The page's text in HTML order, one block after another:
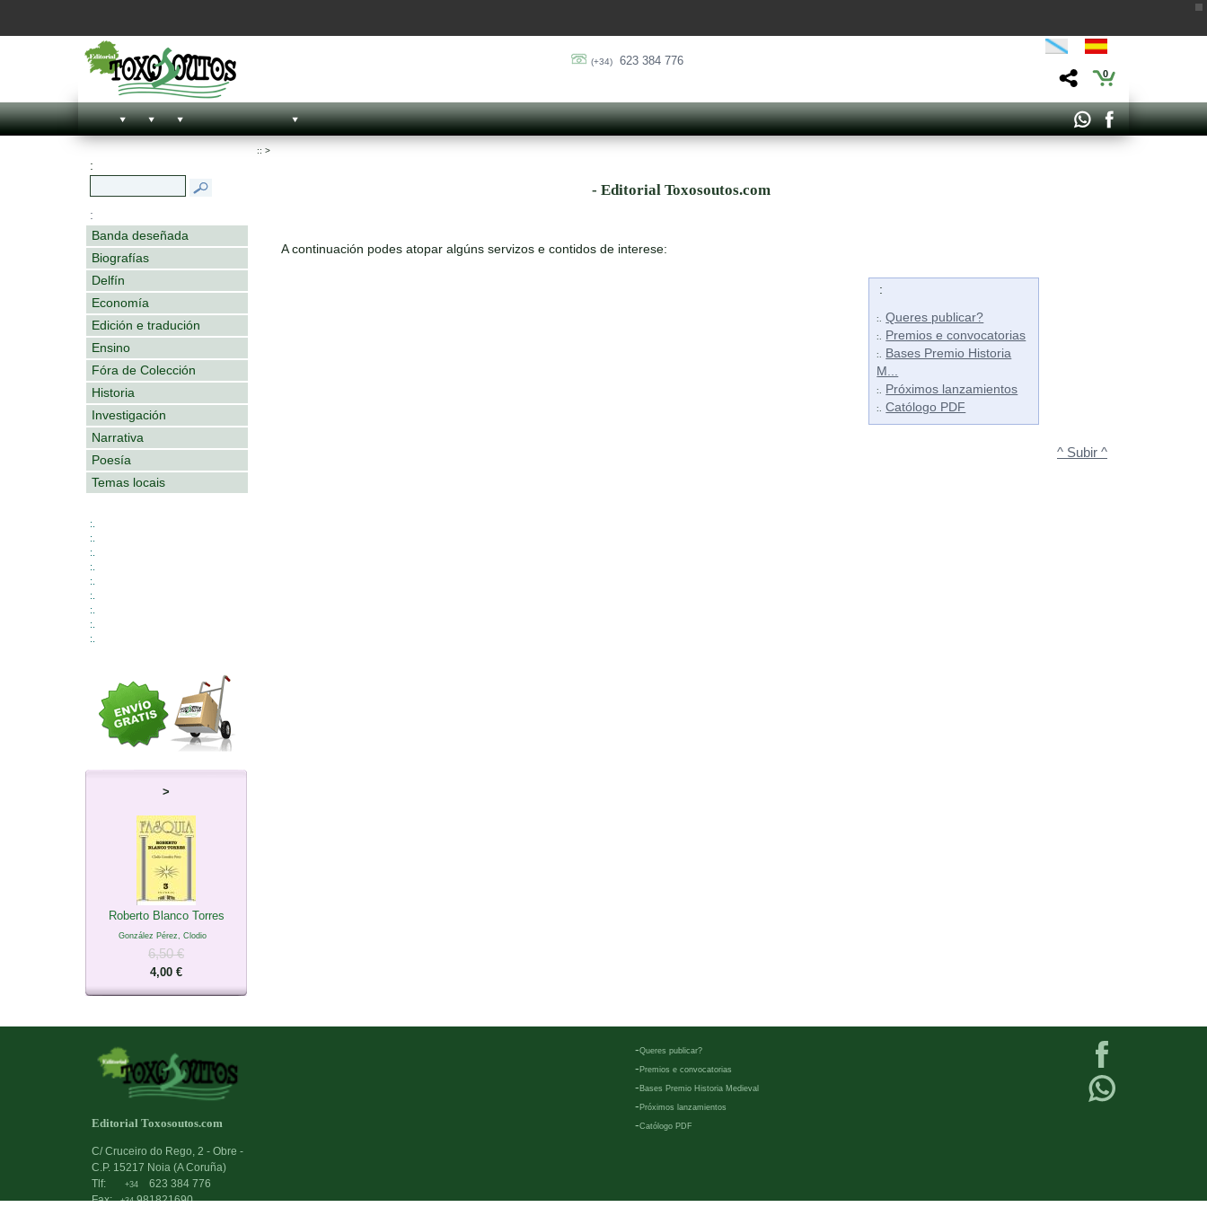
(+34) 623 384 776
0
:
:
Banda deseñada
Biografías
Delfín
Economía
Edición e tradución
Ensino
Fóra de Colección
Historia
Investigación
Narrativa
Poesía
Temas locais
:.
:.
:.
:.
:.
:.
:.
:.
:.
>
Roberto Blanco Torres
González Pérez, Clodio
6,50 €
4,00 €
:: >
- Editorial Toxosoutos.com
A continuación podes atopar algúns servizos e contidos de interese:
:
:. Queres publicar?
:. Premios e convocatorias
:.
Bases Premio Historia
M...
:. Próximos lanzamientos
:. Católogo PDF
^ Subir ^
Editorial Toxosoutos.com
C/ Cruceiro do Rego, 2 - Obre -
C.P. 15217 Noia (A Coruña)
Tlf:
+34
623 384 776
Fax:+34981821690
-Queres publicar?
- Premios e convocatorias
- Bases Premio Historia Medieval
- Próximos lanzamientos
-Católogo PDF